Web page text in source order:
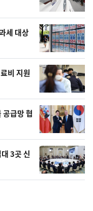
세 대상
비 지원
급망 협
3곳 신